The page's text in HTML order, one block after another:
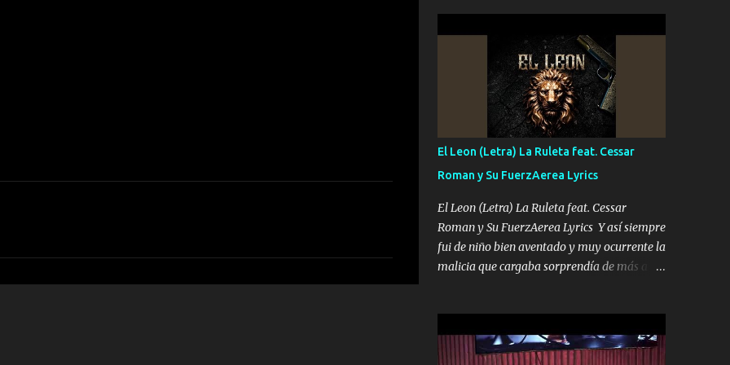
conciertos más que llenar Se mueven solo
por el interés P...
inteligente junto con su hermano el TRES
blindado el Estado tiene andan ESPERANDO
al UNO QUE PRONTO ESTARÁ PRESENTE
Que no falten las bucanas ni tampoco las
mujeres porque es platica de grandes por eso
hay que estar alegres doy las instrucciones
para atender los deberes Música Si es que
salta algún problema de confianza tengo
gente ahí está el Hombre Cuarenta y
también Pariente 7 arreglan cualquier
problema no más es cuestión que ordené
NOS HACE FALTA UN HERMANO DE CLAVE
SIEMPRE VIO POR LA FAMILIA PARA QUE
SIGA EL LEGADO Es el DOS de los
HERMANOS un cerebro inteligente y com...
El Leon (Letra) La Ruleta feat. Cessar
Roman y Su FuerzAerea Lyrics
El Leon (Letra) La Ruleta feat. Cessar
Roman y Su FuerzAerea Lyrics Y así siempre
fui de niño bien aventado y muy ocurrente la
malicia que cargaba sorprendía de más a la
Tranquilo me la navego ando en lo mío sin